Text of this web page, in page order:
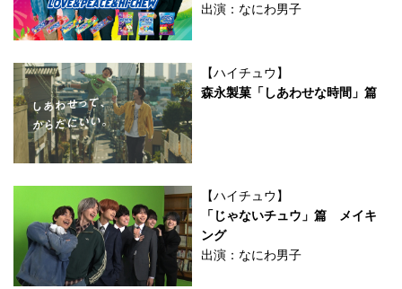
出演：なにわ男子
【ハイチュウ】
森永製菓「しあわせな時間」篇
【ハイチュウ】
「じゃないチュウ」篇 メイキ
ング
出演：なにわ男子